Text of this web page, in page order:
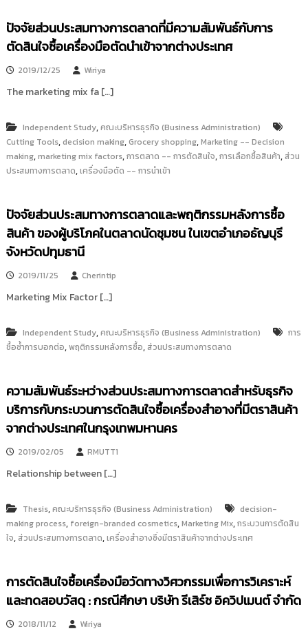
ปัจจัยส่วนประสมทางการตลาดที่มีความสัมพันธ์กับการ
ตัดสินใจซื้อเครื่องมือตัดนำเข้าจากต่างประเทศ
2019/12/25 Wiriya
The marketing mix fa […]
Independent Study,คณะบริหารธุรกิจ (Business Administration)
Cutting Tools,decision making, Grocery shopping,Marketing -- Decision
making,marketing mix factors,การตลาด -- การตัดสินใจ,การเลือกซื้อสินค้า, ส่วน
ประสมทางการตลาด,เครื่องมือตัด -- การนำเข้า
ปัจจัยส่วนประสมทางการตลาดและพฤติกรรมหลังการซื้อ
สินค้า ของผู้บริโภคในตลาดนัดชุมชน ในเขตอำเภอธัญบุรี
จังหวัดปทุมธานี
2019/11/25 Cherintip
Marketing Mix Factor […]
Independent Study,คณะบริหารธุรกิจ (Business Administration)
การ
ซื้อซ้ำการบอกต่อ,พฤติกรรมหลังการซื้อ, ส่วนประสมทางการตลาด
ความสัมพันธ์ระหว่างส่วนประสมทางการตลาดสำหรับธุรกิจ
บริการกับกระบวนการตัดสินใจซื้อเครื่องสำอางที่มีตราสินค้า
จากต่างประเทศในกรุงเทพมหานคร
2019/02/05 RMUTT1
Relationship between […]
Thesis,คณะบริหารธุรกิจ (Business Administration)
decision-
making process, foreign-branded cosmetics,Marketing Mix,กระบวนการตัดสิน
ใจ, ส่วนประสมทางการตลาด,เครื่องสำอางซึ่งมีตราสินค้าจากต่างประเทศ
การตัดสินใจซื้อเครื่องมือวัดทางวิศวกรรมเพื่อการวิเคราะห์
และทดสอบวัสดุ : กรณีศึกษา บริษัท รีเสิร์ช อิควิปเมนต์ จำกัด
2018/11/12 Wiriya